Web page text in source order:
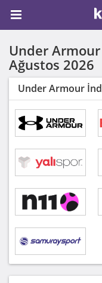
Under
Ağustos 2026
Under Armour